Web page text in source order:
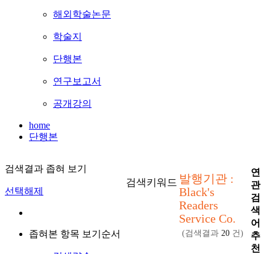
해외학술논문
학술지
단행본
연구보고서
공개강의
home
단행본
검색결과 좁혀 보기
선택해제
좁혀본 항목 보기순서
검색키워드 발행기관 :
Black's
Readers
Service Co.
(검색결과 20 건)
연
관
검
색
어
추
천